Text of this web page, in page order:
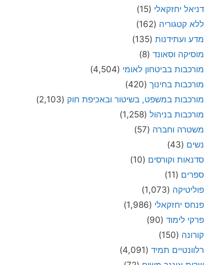
דניאל יחזקאלי (15)
ללא קטגוריה (162)
מדע ועתידנות (135)
מוסיקה וסאונד (8)
מורכבות בביטחון לאומי (4,504)
מורכבות בחינוך (420)
מורכבות במשפט, בשיטור ובאכיפת חוק (2,103)
מורכבות בניהול (1,258)
משטרה וחברה (57)
נשים (43)
סדנאות וקורסים (10)
ספרים (11)
פוליטיקה (1,073)
פנחס יחזקאלי (1,986)
פרקי לימוד (90)
קורונה (150)
רלוונטיים תמיד (4,091)